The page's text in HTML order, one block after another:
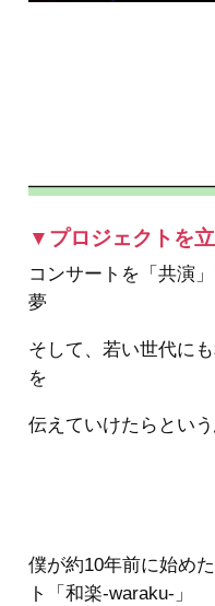
▼プロジェクトを
コンサートを「共演
夢
そして、若い世代に
を
伝えていけたらとい
僕が約10年前に始め
ト「和楽-waraku-」